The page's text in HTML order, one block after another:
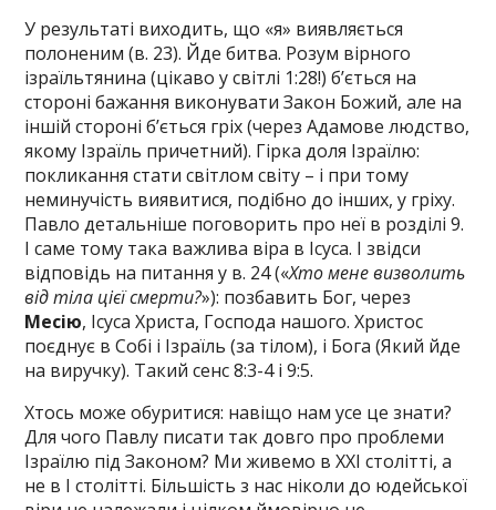
У результаті виходить, що «я» виявляється
полоненим (в. 23). Йде битва. Розум вірного
ізраїльтянина (цікаво у світлі 1:28!) б’ється на
стороні бажання виконувати Закон Божий, але на
іншій стороні б’ється гріх (через Адамове людство,
якому Ізраїль причетний). Гірка доля Ізраїлю:
покликання стати світлом світу – і при тому
неминучість виявитися, подібно до інших, у гріху.
Павло детальніше поговорить про неї в розділі 9.
І саме тому така важлива віра в Ісуса. І звідси
відповідь на питання у в. 24 («Хто мене визволить
від тіла цієї смерти?»): позбавить Бог, через
Месію, Ісуса Христа, Господа нашого. Христос
поєднує в Собі і Ізраїль (за тілом), і Бога (Який йде
на виручку). Такий сенс 8:3-4 і 9:5.
Хтось може обуритися: навіщо нам усе це знати?
Для чого Павлу писати так довго про проблеми
Ізраїлю під Законом? Ми живемо в XXI столітті, а
не в I столітті. Більшість з нас ніколи до юдейської